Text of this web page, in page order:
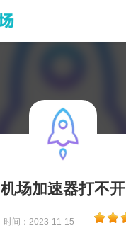
机场加速器打不开
时间：2023-11-15